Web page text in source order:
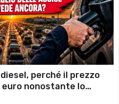
perché il prezzo
nonostante lo